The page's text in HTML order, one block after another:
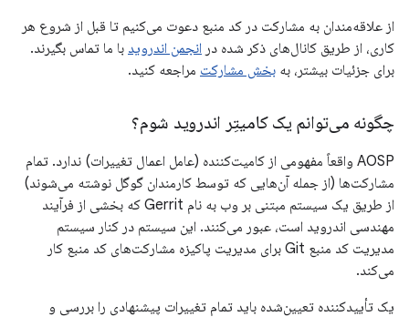
از علاقه‌مندان به مشارکت در کد منبع دعوت می‌کنیم تا قبل از شروع هر
کاری، از طریق کانال‌های ذکر شده در انجمن اندروید با ما تماس بگیرند.
برای جزئیات بیشتر، به بخش مشارکت مراجعه کنید.
چگونه می‌توانم یک کامیتِر اندروید شوم؟
AOSP واقعاً مفهومی از کامیت‌کننده (عامل اعمال تغییرات) ندارد. تمام
مشارکت‌ها (از جمله آن‌هایی که توسط کارمندان گوگل نوشته می‌شوند)
از طریق یک سیستم مبتنی بر وب به نام Gerrit که بخشی از فرآیند
مهندسی اندروید است، عبور می‌کنند. این سیستم در کنار سیستم
مدیریت کد منبع Git برای مدیریت پاکیزه مشارکت‌های کد منبع کار
می‌کند.
یک تأییدکننده تعیین‌شده باید تمام تغییرات پیشنهادی را بررسی و